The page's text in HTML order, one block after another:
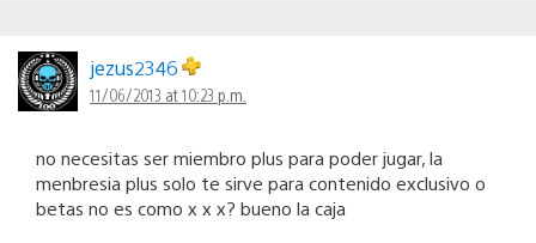
jezus2346
11/06/2013 at 10:23 p.m.
no necesitas ser miembro plus para poder jugar, la
menbresia plus solo te sirve para contenido exclusivo o
betas no es como x x x? bueno la caja